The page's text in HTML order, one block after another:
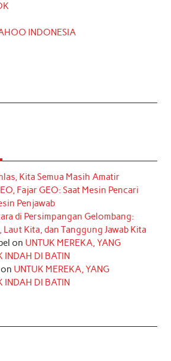
INDONESIA
Kita Semua Masih Amatir
Fajar GEO: Saat Mesin Pencari
Penjawab
di Persimpangan Gelombang:
Kita, dan Tanggung Jawab Kita
on UNTUK MEREKA, YANG
INDAH DI BATIN
on UNTUK MEREKA, YANG
INDAH DI BATIN